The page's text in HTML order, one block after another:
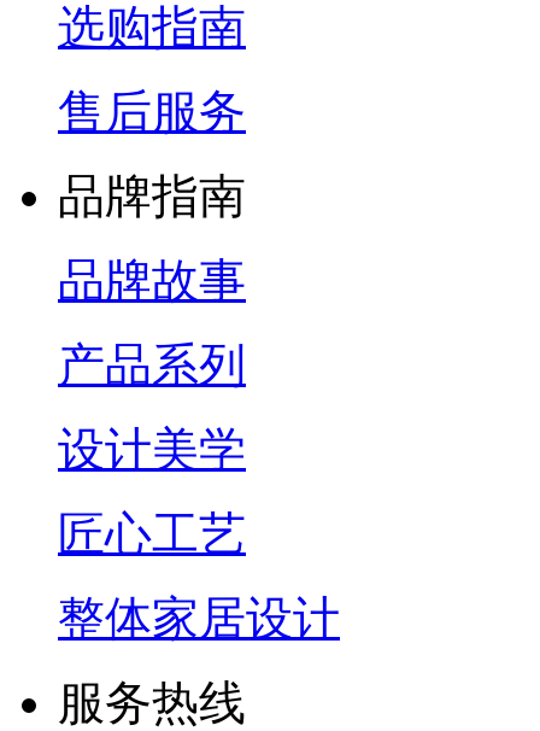
选购指南
售后服务
品牌指南
品牌故事
产品系列
设计美学
匠心工艺
整体家居设计
服务热线